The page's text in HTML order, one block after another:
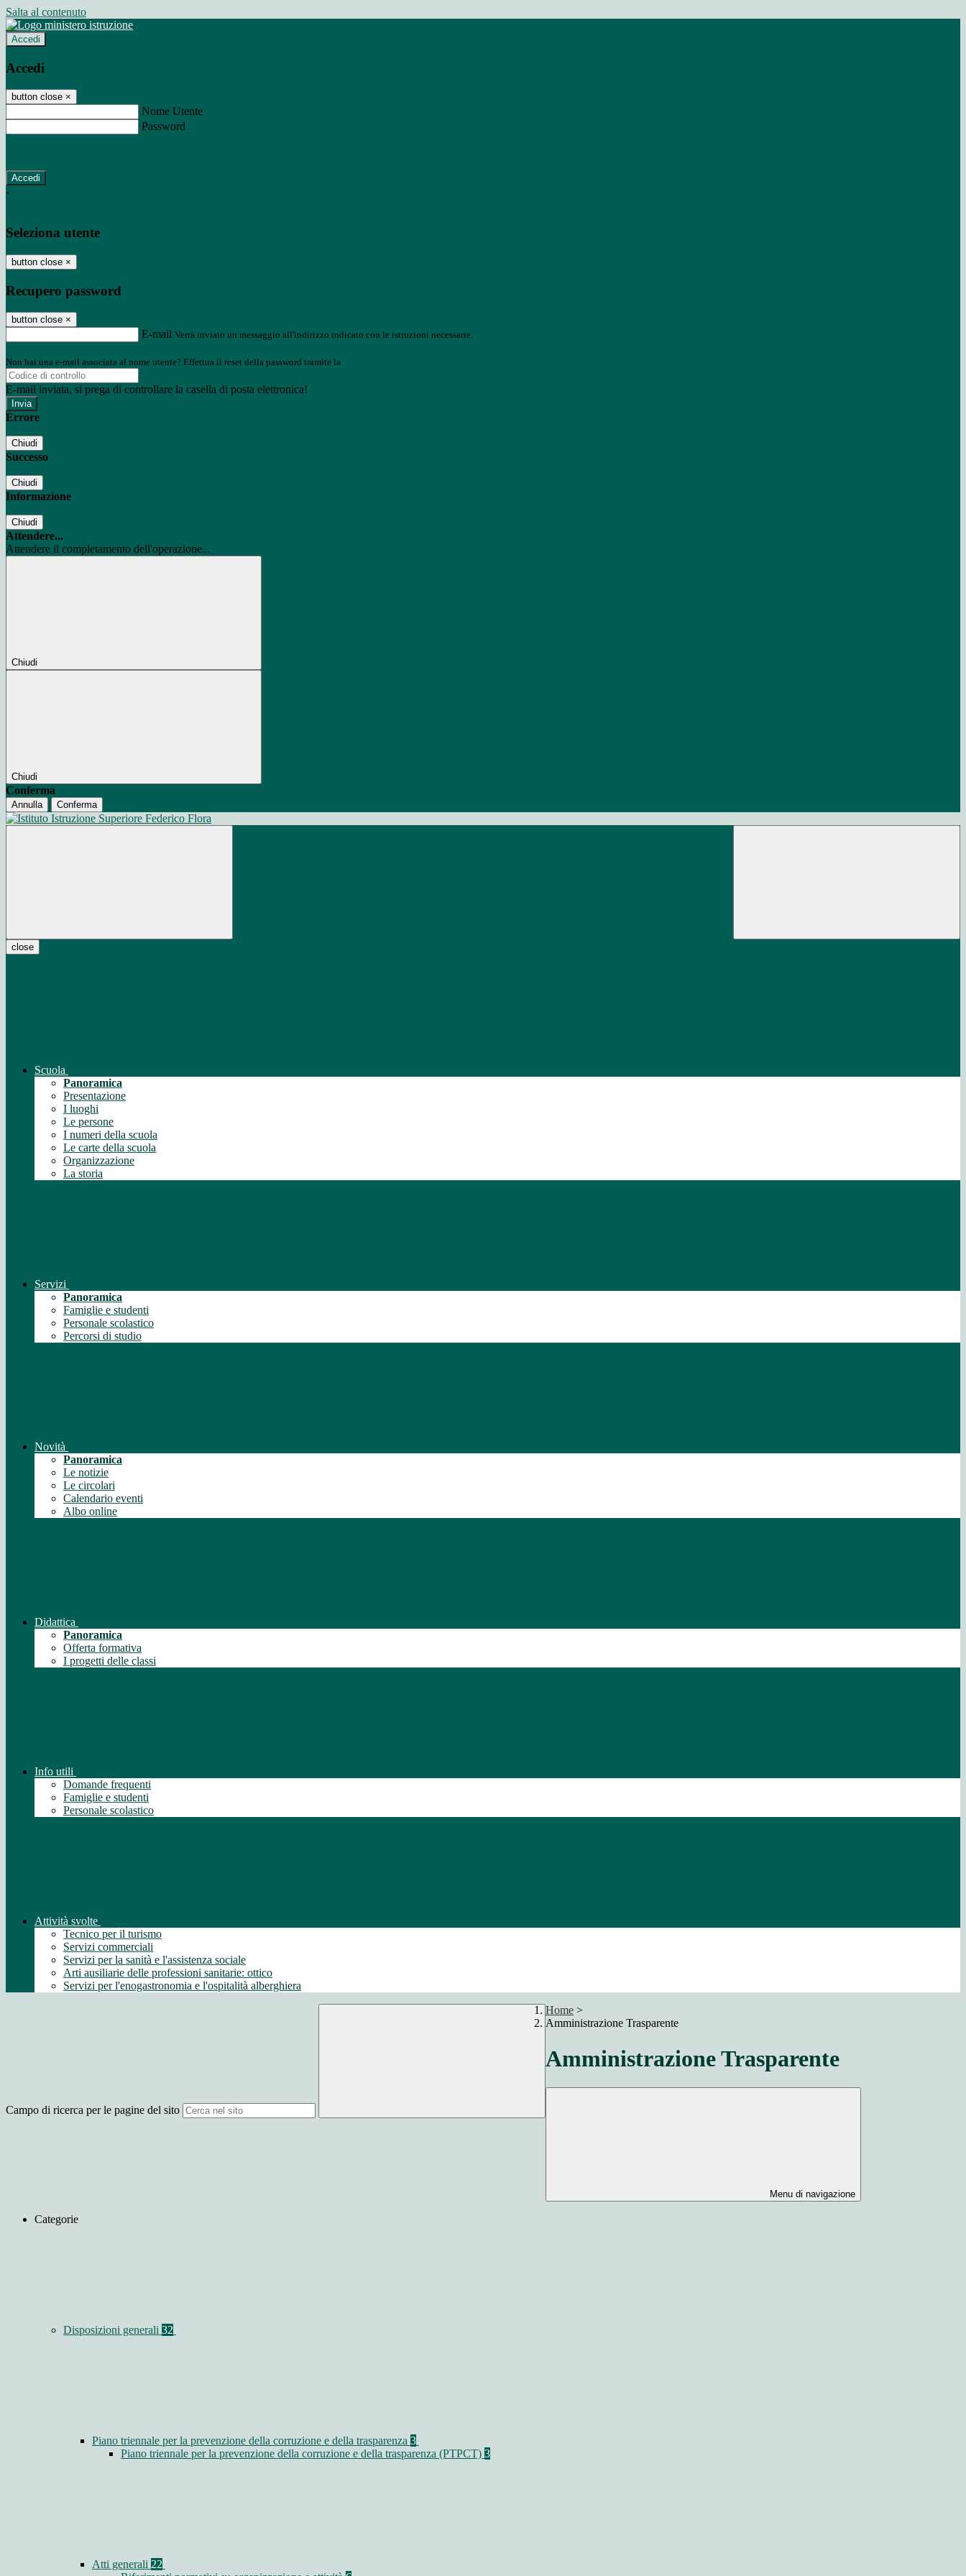
Salta al contenuto
Accedi
Accedi
button close ×
Nome Utente
Password
-
Seleziona utente
button close ×
Recupero password
button close ×
E-mail Verrà inviato un messaggio all'indirizzo indicato con le istruzioni necessarie.
Non hai una e-mail associata al nome utente? Effettua il reset della password tramite la
E-mail inviata, si prega di controllare la casella di posta elettronica!
Errore
Chiudi
Successo
Chiudi
Informazione
Chiudi
Attendere...
Attendere il completamento dell'operazione...
Chiudi
Chiudi
Conferma
Annulla Conferma
close
Scuola
Panoramica
Presentazione
I luoghi
Le persone
I numeri della scuola
Le carte della scuola
Organizzazione
La storia
Servizi
Panoramica
Famiglie e studenti
Personale scolastico
Percorsi di studio
Novità
Panoramica
Le notizie
Le circolari
Calendario eventi
Albo online
Didattica
Panoramica
Offerta formativa
I progetti delle classi
Info utili
Domande frequenti
Famiglie e studenti
Personale scolastico
Attività svolte
Tecnico per il turismo
Servizi commerciali
Servizi per la sanità e l'assistenza sociale
Arti ausiliarie delle professioni sanitarie: ottico
Servizi per l'enogastronomia e l'ospitalità alberghiera
Campo di ricerca per le pagine del sito
Home >
Amministrazione Trasparente
Amministrazione Trasparente
Menu di navigazione
Categorie
Disposizioni generali 32
Piano triennale per la prevenzione della corruzione e della trasparenza 3
Piano triennale per la prevenzione della corruzione e della trasparenza (PTPCT) 3
Atti generali 22